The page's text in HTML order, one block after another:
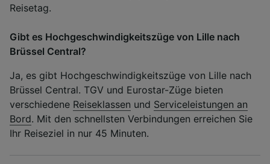
Reisetag.
Gibt es Hochgeschwindigkeitszüge von Lille nach
Brüssel Central?
Ja, es gibt Hochgeschwindigkeitszüge von Lille nach
Brüssel Central. TGV und Eurostar-Züge bieten
verschiedene Reiseklassen und Serviceleistungen an
Bord. Mit den schnellsten Verbindungen erreichen Sie
Ihr Reiseziel in nur 45 Minuten.